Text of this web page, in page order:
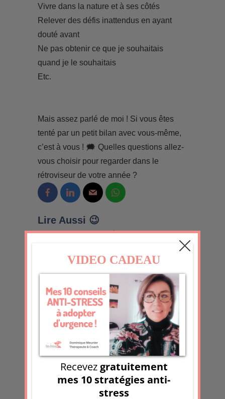
Vivre dans la nature et à ses côtés
Relever des défis inattendus en ayant
douté avant
Ne pas obtenir ce que je souhaitais
quand je le souhaitais
Etc.
Mais assez parlé de moi ! Si vous êtes
tenté par un petit bilan avec vous-même,
c’est à vous ! 🗯️ Quelles questions allez-
vous choisir pour regarder dans le
rétroviseur de votre année ?
Lire Aussi 😉
Bilan et bonnes résolutions sont
FacebookLinkedInEmailWhatsApp Bilan
et bonnes résolutions sont dans un
bateau… Alors ces fêtes ? Ça se passe
bien ? J’ai pensé à un truc et du coup je
me suis dit Tiens ça...
Faut-il « prendre sur soi »?
FacebookLinkedInEmailWhatsApp
FacebookLinkedInEmailWhatsApp...
Faut-il attendre d’aller mal pour
prendre soin de soi ?
FacebookLinkedInEmailWhatsApp Si la